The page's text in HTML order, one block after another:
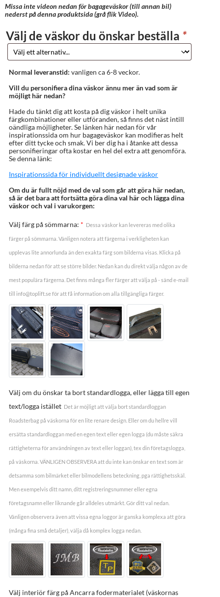
Missa inte videon nedan för bagageväskor (till annan bil)
nederst på denna produktsida (grå flik Video).
Välj de väskor du önskar beställa *
Normal leveranstid: vanligen ca 6-8 veckor.
Vill du personifiera dina väskor ännu mer än vad som är
möjligt här nedan?
Hade du tänkt dig att kosta på dig väskor i helt unika
färgkombinationer eller utföranden, så finns det näst intill
oändliga möjligheter. Se länken här nedan för vår
inspirationssida om hur bagageväskor kan modifieras helt
efter ditt tycke och smak. Vi ber dig ha i åtanke att dessa
personifieringar ofta kostar en hel del extra att genomföra.
Se denna länk:
Inspirationssida för individuellt designade väskor
Om du är fullt nöjd med de val som går att göra här nedan,
så är det bara att fortsätta göra dina val här och lägga dina
väskor och val i varukorgen:
Välj färg på sömmarna: * Dessa väskor kan levereras med olika
färger på sömmarna. Vänligen notera att färgerna i verkligheten kan
upplevas lite annorlunda än den exakta färg som bilderna visas. Klicka på
bilderna nedan för att se större bilder. Nedan kan du direkt välja någon av de
mest populära färgerna. Det finns många fler färger att välja på - sänd e-mail
till info@toplift.se för att få information om alla tillgängliga färger.
Välj om du önskar ta bort standardlogga, eller lägga till egen
text/logga istället Det är möjligt att välja bort standardloggan
Roadsterbag på väskorna för en lite renare design. Eller om du hellre vill
ersätta standardloggan med en egen text eller egen logga (du måste säkra
rättigheterna för användningen av text eller loggan), tex din företagslogga,
på väskorna. VÄNLIGEN OBSERVERA att du inte kan önskar en text som är
detsamma som bilmärket eller bilmodellens beteckning, pga rättighetsskäl.
Men exempelvis ditt namn, ditt registreringsnummer eller egna
företagsnamn eller liknande går alldeles utmärkt. Gör ditt val nedan.
Vänligen observera även att vissa egna loggor är ganska komplexa att göra
(många fina små detaljer), välja då komplex logga nedan.
Välj interiör färg på Ancarra fodermaterialet (väskornas